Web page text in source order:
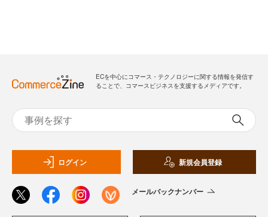
ECを中心にコマース・テクノロジーに関する情報を発信す
ることで、コマースビジネスを支援するメディアです。
ログイン 新規会員登録
メールバックナンバー